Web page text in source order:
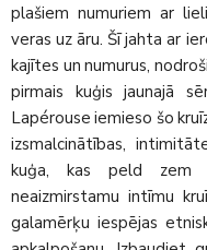
plašiem numuriem ar
veras uz āru. Šī jahta ar
kajītes un numurus,
pirmais kuģis jaunajā
Lapérouse iemieso šo
izsmalcinātības,
kuģa, kas peld zem
neaizmirstamu intīmu
galamērķu iespējas